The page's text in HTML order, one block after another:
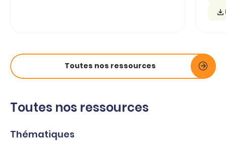
Toutes nos ressources
Toutes nos ressources
Thématiques